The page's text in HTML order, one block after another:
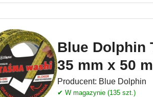
Blue Dolphin
35 mm x 50 m
Producent: Blue Dolphin
✔ W magazynie (135 szt.)